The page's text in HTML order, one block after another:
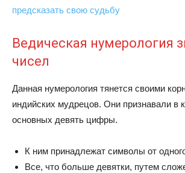
предсказать свою судьбу
Ведическая нумерология
чисел
Данная нумерология тянется своими
индийских мудрецов. Они признавали в
основных девять цифры.
К ним принадлежат символы от
Все, что больше девятки, путем